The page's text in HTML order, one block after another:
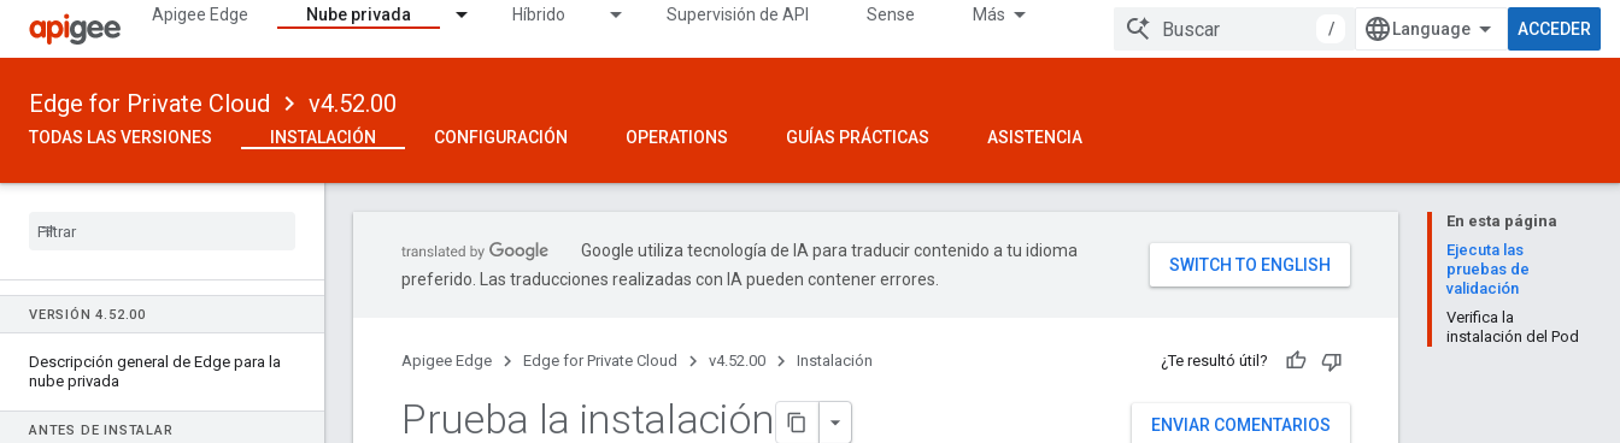
Apigee Edge Nube privada Híbrido Supervisión de API Sense Más
/ ACCEDER
Edge for Private Cloud v4.52.00
TODAS LAS VERSIONES INSTALACIÓN CONFIGURACIÓN OPERATIONS GUÍAS PRÁCTICAS ASISTENCIA
VERSIÓN 4. 52.00
Descripción general de Edge para la
nube privada
ANTES DE INSTALAR
En esta página
Ejecuta las
pruebas de
validación
Verifica la
instalación del Pod
Google utiliza tecnología de IA para traducir contenido a tu idioma
preferido. Las traducciones realizadas con IA pueden contener errores.
Apigee Edge Edge for Private Cloud v4.52.00 Instalación ¿Te resultó útil?
ENVIAR COMENTARIOS
Prueba la instalación